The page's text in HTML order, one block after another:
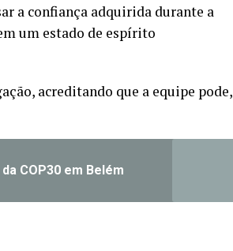
a confiança adquirida durante a
um estado de espírito
acreditando que a equipe pode,
COP30 em Belém